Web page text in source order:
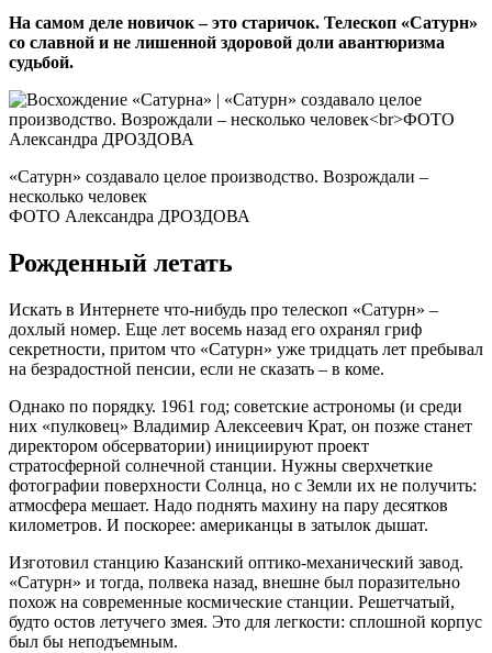
На самом деле новичок – это старичок. Телескоп «Сатурн»
со славной и не лишенной здоровой доли авантюризма
судьбой.
«Сатурн» создавало целое производство. Возрождали –
несколько человек
ФОТО Александра ДРОЗДОВА
Рожденный летать
Искать в Интернете что-нибудь про телескоп «Сатурн» –
дохлый номер. Еще лет восемь назад его охранял гриф
секретности, притом что «Сатурн» уже тридцать лет пребывал
на безрадостной пенсии, если не сказать – в коме.
Однако по порядку. 1961 год; советские астрономы (и среди
них «пулковец» Владимир Алексеевич Крат, он позже станет
директором обсерватории) инициируют проект
стратосферной солнечной станции. Нужны сверхчеткие
фотографии поверхности Солнца, но с Земли их не получить:
атмосфера мешает. Надо поднять махину на пару десятков
километров. И поскорее: американцы в затылок дышат.
Изготовил станцию Казанский оптико-механический завод.
«Сатурн» и тогда, полвека назад, внешне был поразительно
похож на современные космические станции. Решетчатый,
будто остов летучего змея. Это для легкости: сплошной корпус
был бы неподъемным.